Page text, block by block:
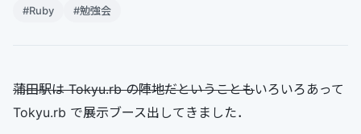
#Ruby #勉強会
蒲田駅は Tokyu.rb の陣地だということもいろいろあって
Tokyu.rb で展示ブース出してきました．